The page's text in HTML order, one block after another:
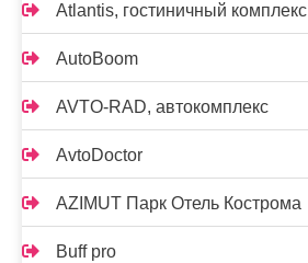
Atlantis, гостиничный комплекс
AutoBoom
AVTO-RAD, автокомплекс
AvtoDoctor
AZIMUT Парк Отель Кострома
Buff pro